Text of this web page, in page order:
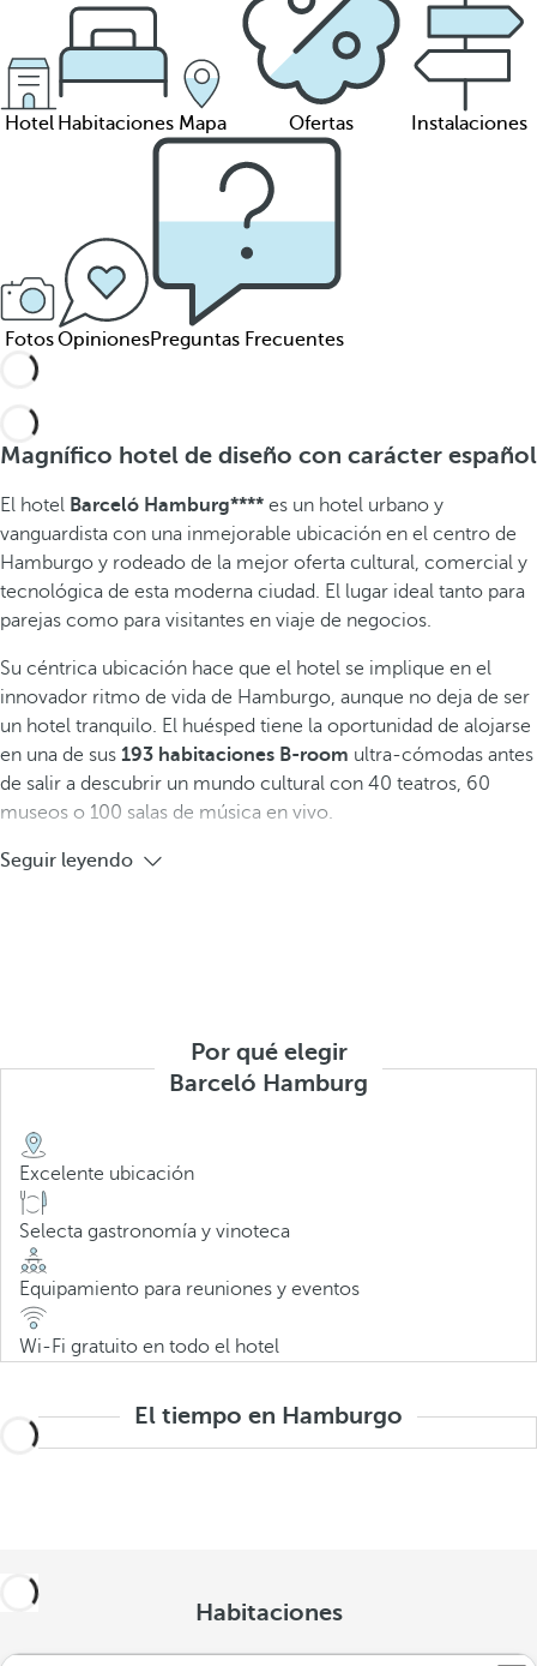
Hotel Habitaciones Mapa Ofertas Instalaciones
FotosOpinionesPreguntas Frecuentes
Magnífico hotel de diseño con carácter español
El hotel Barceló Hamburg**** es un hotel urbano y
vanguardista con una inmejorable ubicación en el centro de
Hamburgo y rodeado de la mejor oferta cultural, comercial y
tecnológica de esta moderna ciudad. El lugar ideal tanto para
parejas como para visitantes en viaje de negocios.
Su céntrica ubicación hace que el hotel se implique en el
innovador ritmo de vida de Hamburgo, aunque no deja de ser
un hotel tranquilo. El huésped tiene la oportunidad de alojarse
en una de sus 193 habitaciones B-room ultra-cómodas antes
de salir a descubrir un mundo cultural con 40 teatros, 60
museos o 100 salas de música en vivo.
Seguir leyendo
Por qué elegir
Barceló Hamburg
Excelente ubicación
Selecta gastronomía y vinoteca
Equipamiento para reuniones y eventos
Wi-Fi gratuito en todo el hotel
El tiempo en Hamburgo
Habitaciones